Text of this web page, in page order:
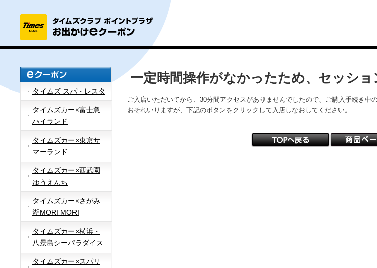
タイムズ スパ・レスタ
タイムズカー×富士急
ハイランド
タイムズカー×東京サ
マーランド
タイムズカー×西武園
ゆうえんち
タイムズカー×さがみ
湖MORI MORI
タイムズカー×横浜・
八景島シーパラダイス
タイムズカー×スパリ
一定時間操作がなかったため、セッショ
ご入店いただいてから、30分間アクセスがありませんでしたので、ご購入手続き中
おそれいりますが、下記のボタンをクリックして入店しなおしてください。